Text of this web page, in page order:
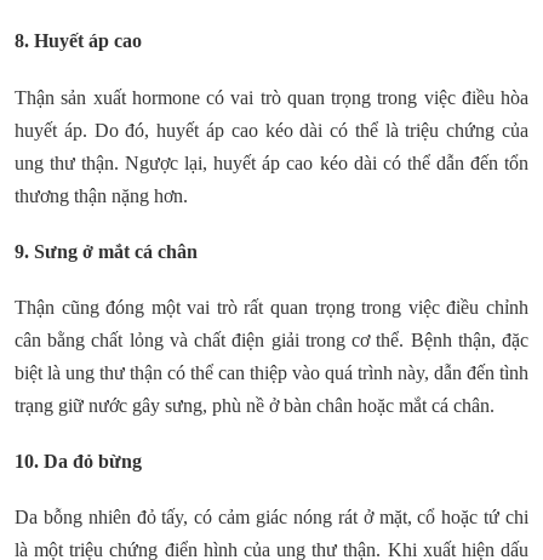
8. Huyết áp cao
Thận sản xuất hormone có vai trò quan trọng trong việc điều hòa
huyết áp. Do đó, huyết áp cao kéo dài có thể là triệu chứng của
ung thư thận. Ngược lại, huyết áp cao kéo dài có thể dẫn đến tổn
thương thận nặng hơn.
9. Sưng ở mắt cá chân
Thận cũng đóng một vai trò rất quan trọng trong việc điều chỉnh
cân bằng chất lỏng và chất điện giải trong cơ thể. Bệnh thận, đặc
biệt là ung thư thận có thể can thiệp vào quá trình này, dẫn đến tình
trạng giữ nước gây sưng, phù nề ở bàn chân hoặc mắt cá chân.
10. Da đỏ bừng
Da bỗng nhiên đỏ tấy, có cảm giác nóng rát ở mặt, cổ hoặc tứ chi
là một triệu chứng điển hình của ung thư thận. Khi xuất hiện dấu